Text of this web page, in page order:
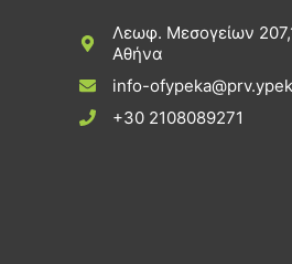
Λεωφ. Μεσογείων
Αθήνα
info-
+30 2108089271